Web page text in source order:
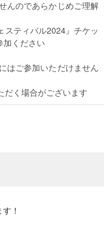
んのであらかじめご理解
スティバル2024』チケッ
加ください
はご参加いただけません
だく場合がございます
！